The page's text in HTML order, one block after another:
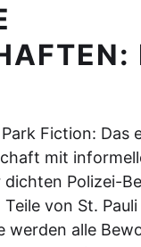
Fiction: Das
mit
Polizei-
von St.
werden alle